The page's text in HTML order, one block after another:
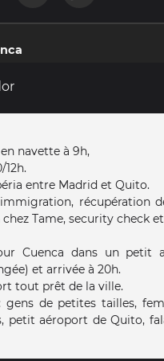
navette à 9h,
12h.
entre Madrid et Quito.
récupération
chez Tame, security check
Cuenca dans un petit
et arrivée à 20h.
tout prêt de la ville.
gens de petites tailles,
petit aéroport de Quito,